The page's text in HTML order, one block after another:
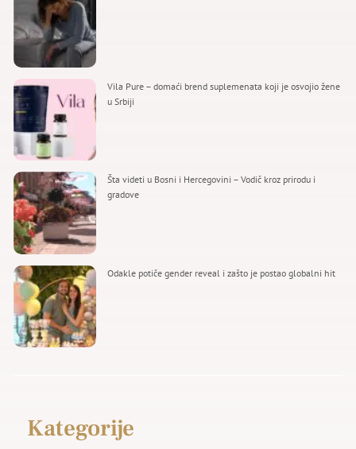
Vila Pure – domaći brend suplemenata koji je osvojio žene
u Srbiji
Šta videti u Bosni i Hercegovini – Vodič kroz prirodu i
gradove
Odakle potiče gender reveal i zašto je postao globalni hit
Kategorije